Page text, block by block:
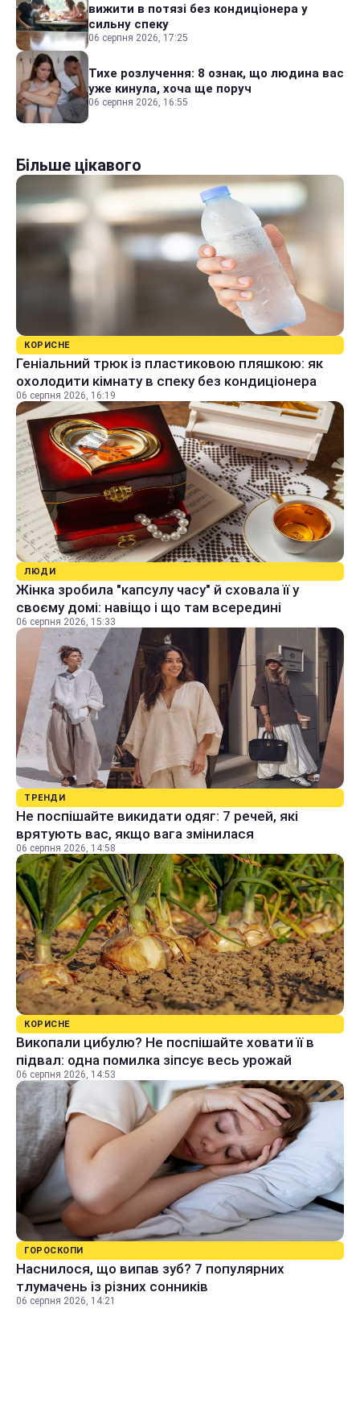
вижити в потязі без кондиціонера у
сильну спеку
06 серпня 2026, 17:25
Тихе розлучення: 8 ознак, що людина вас
уже кинула, хоча ще поруч
06 серпня 2026, 16:55
Більше цікавого
КОРИСНЕ
Геніальний трюк із пластиковою пляшкою: як
охолодити кімнату в спеку без кондиціонера
06 серпня 2026, 16:19
ЛЮДИ
Жінка зробила "капсулу часу" й сховала її у
своєму домі: навіщо і що там всередині
06 серпня 2026, 15:33
ТРЕНДИ
Не поспішайте викидати одяг: 7 речей, які
врятують вас, якщо вага змінилася
06 серпня 2026, 14:58
КОРИСНЕ
Викопали цибулю? Не поспішайте ховати її в
підвал: одна помилка зіпсує весь урожай
06 серпня 2026, 14:53
ГОРОСКОПИ
Наснилося, що випав зуб? 7 популярних
тлумачень із різних сонників
06 серпня 2026, 14:21